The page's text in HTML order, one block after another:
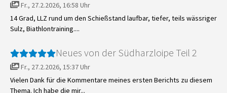
Fr., 27.2.2026, 16:58 Uhr
14 Grad, LLZ rund um den Schießstand laufbar, tiefer, teils wässriger
Sulz, Biathlontraining....
Neues von der Südharzloipe Teil 2
Fr., 27.2.2026, 15:37 Uhr
Vielen Dank für die Kommentare meines ersten Berichts zu diesem
Thema. Ich habe die mir...